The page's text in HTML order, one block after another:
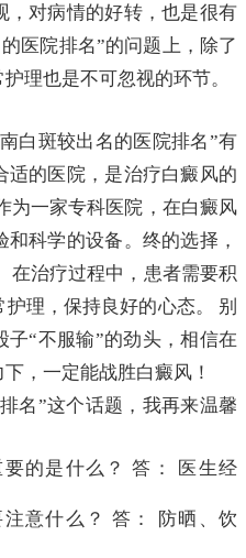
，对病情的好转，也是很有
医院排名”的问题上，除了
理也是不可忽视的环节。
白斑较出名的医院排名”有
适的医院，是治疗白癜风的
为一家专科医院，在白癜风
科学的设备。终的选择，
在治疗过程中，患者需要积
理，保持良好的心态。 别
“不服输”的劲头，相信在
，一定能战胜白癜风！
名”这个话题，我再来温馨
的是什么？ 答： 医生经
意什么？ 答： 防晒、饮